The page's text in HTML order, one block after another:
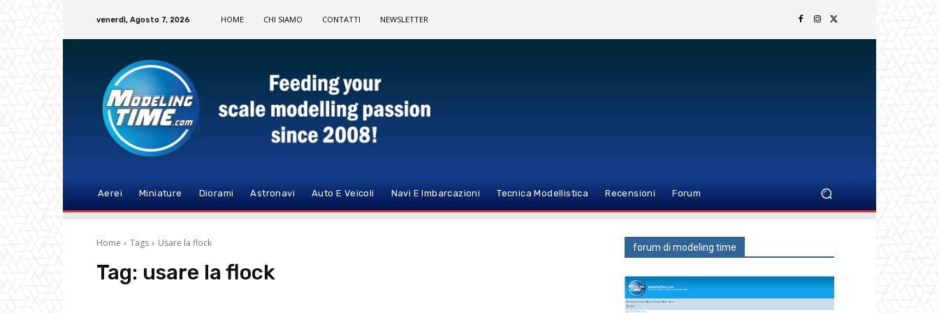
venerdì, Agosto 7, 2026 HOME CHI SIAMO CONTATTI NEWSLETTER
Aerei Miniature Diorami Astronavi Auto E Veicoli Navi E Imbarcazioni Tecnica Modellistica Recensioni Forum
Home Tags Usare la flock
Tag: usare la flock
forum di modeling time